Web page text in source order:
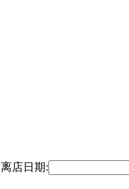
离店日期: